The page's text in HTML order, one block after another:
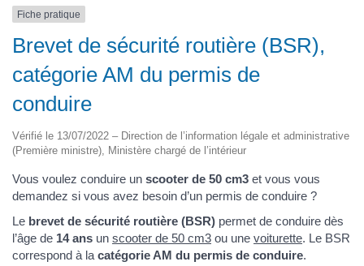
Fiche pratique
Brevet de sécurité routière (BSR),
catégorie AM du permis de
conduire
Vérifié le 13/07/2022 – Direction de l’information légale et administrative
(Première ministre), Ministère chargé de l’intérieur
Vous voulez conduire un scooter de 50 cm3 et vous vous
demandez si vous avez besoin d’un permis de conduire ?
Le brevet de sécurité routière (BSR) permet de conduire dès
l’âge de 14 ans un scooter de 50 cm3 ou une voiturette. Le BSR
correspond à lacatégorie AM du permis de conduire.